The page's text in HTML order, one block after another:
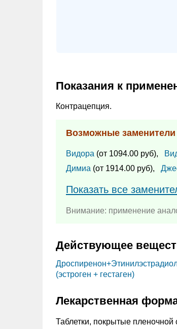
Показания к
Контрацепция.
Возможные
Видора (от 1094.00 руб),
Димиа (от 1914.00 руб),
Показать все
Внимание: применение
Действующее
Дроспиренон+
(эстроген + гестаген)
Лекарственная
Таблетки, покрытые пленочной